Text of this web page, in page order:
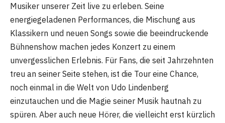
Musiker unserer Zeit live zu erleben. Seine
energiegeladenen Performances, die Mischung aus
Klassikern und neuen Songs sowie die beeindruckende
Bühnenshow machen jedes Konzert zu einem
unvergesslichen Erlebnis. Für Fans, die seit Jahrzehnten
treu an seiner Seite stehen, ist die Tour eine Chance,
noch einmal in die Welt von Udo Lindenberg
einzutauchen und die Magie seiner Musik hautnah zu
spüren. Aber auch neue Hörer, die vielleicht erst kürzlich